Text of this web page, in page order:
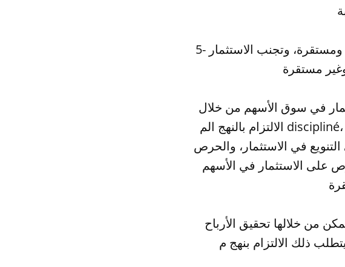
5- الحرص على الاستثمار في الأسهم التي توفر عوائد عالية ومستقرة، وتجنب الاستثمار
في سوق الأسهم من خلال
الالتزام بالنهج الم discipliné، والالتزام بالخطط الاستثمارية المحددة مسبقًا، والالتزام
في الاستثمار، والحرص
على الاستثمار في الأسهم
من خلالها تحقيق الأرباح